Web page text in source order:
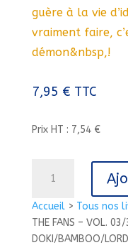
Accueil> Tous nos
THE FANS – VOL.
DOKI/BAMBOO/
guère à la vie
vraiment faire,
démon&nbsp,!
7,95 € TTC
Prix HT : 7,54 €
LORD
OF
THE